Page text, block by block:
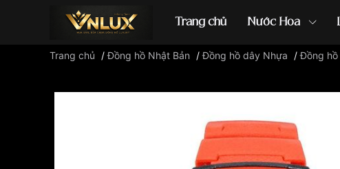
Trang chủ Nước Hoa
Đồng hồ casio đồng hồ
Trang chủ /Đồng hồ Nhật Bản /Đồng hồ dây Nhựa /Đồng